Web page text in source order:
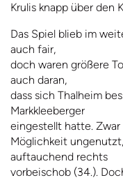
Krulis knapp über den
Das Spiel blieb im
auch fair,
doch waren größere
auch daran,
dass sich Thalheim
Markkleeberger
eingestellt hatte.
Möglichkeit
auftauchend rechts
vorbeischob (34.).